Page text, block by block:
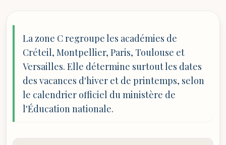
La zone C regroupe les académies de
Créteil, Montpellier, Paris, Toulouse et
Versailles. Elle détermine surtout les dates
des vacances d'hiver et de printemps, selon
le calendrier officiel du ministère de
l'Éducation nationale.